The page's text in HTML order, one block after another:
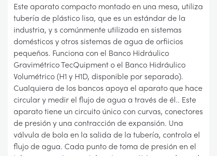
Este aparato compacto montado en una mesa, utiliza
tubería de plástico lisa, que es un estándar de la
industria, y s comúnmente utilizada en sistemas
domésticos y otros sistemas de agua de orfiicios
pequeños. Funciona con el Banco Hidráulico
Gravimétrico TecQuipment o el Banco Hidráulico
Volumétrico (H1 y H1D, disponible por separado).
Cualquiera de los bancos apoya el aparato que hace
circular y medir el flujo de agua a través de él.. Este
aparato tiene un circuito único con curvas, conectores
de presión y una contracción de expansión. Una
válvula de bola en la salida de la tubería, controla el
flujo de agua. Cada punto de toma de presión en el